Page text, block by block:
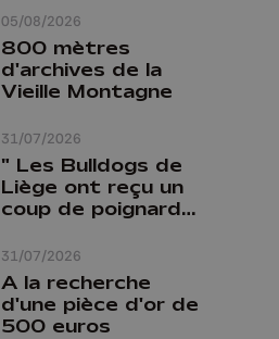
05/08/2026
Liège
31/07/2026
800 mètres
d'archives de la
Vieille Montagne
31/07/2026
" Les Bulldogs de
Liège ont reçu un
coup de poignard
A la recherche
d'une pièce d'or de
500 euros